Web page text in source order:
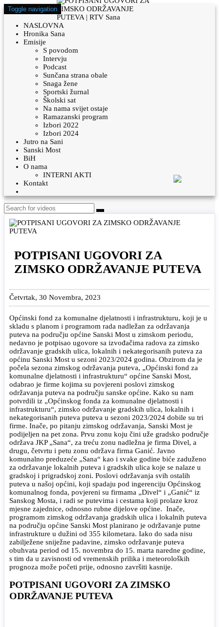
Toggle navigation
NASLOVNA
Hronika Sana
Emisije
S povodom
Intervju
Podcast
Sunčana strana obale
Snaga žene
Sportski žurnal
Školski sat
Na nama svijet ostaje
Ramazanski program
Izbori 2022
Izbori 2024
Jutro na Sani
Sanski Most
BiH
O nama
INTERNI AKTI
Kontakt
POTPISANI UGOVORI ZA
ZIMSKO ODRŽAVANJE PUTEVA
Četvrtak, 30 Novembra, 2023
Općinski fond za komunalne djelatnosti i infrastrukturu, koji je u
skladu s planom i programom rada nadležan za održavanja
puteva na području općine Sanski Most u zimskom periodu,
nedavno je potpisao ugovore sa izvođačima radova za zimsko
održavanje gradskih ulica, lokalnih i nekategorisanih puteva za
općinu Sanski Most u sezoni 2023/2024 godina. Obzirom da je
počela sezona zimskog održavanja puteva, „Općinski fond za
komunalne djelatnosti i infrastrukturu“ općine Sanski Most,
odabrao je firme kojima su povjereni poslovi zimskog
održavanja puteva na području sanske općine. Kako su nam
potvrdili iz „Općinskog fonda za komunalne djelatnosti i
infrastrukturu“, zimsko održavanje gradskih ulica, lokalnih i
nekategorisanih puteva puteva u sezoni 2023/2024 dobile su tri
firme. Inače, po pitanju zimskog održavanja, Sanski Most je
podijeljen na pet zona. Prvu zonu koju čini uže gradsko područje
održava JKP „Sana“, za treću zonu nadležna je firma Divel, a
drugu, četvrtu i petu zonu održava firma Ganić. Javno
komunalno preduzeće „Sana“ kao i svake godine biće zaduženo
za održavanje lokalnih puteva i gradskih ulica koje se nalaze u
gradskoj i prigradskoj zoni. Poslovi održavanja svih ostalih
puteva u našoj općini, koji spadaju pod ingerenciju Općinskog
komunalnog fonda, povjereni su firmama „Divel“ i „Ganić“ iz
Sanskog Mosta, i radi se putevima i cestama koji prolaze kroz
mjesne zajednice, odnosno rubne dijelove općine. Inače,
programom zimskog održavanja gradskih ulica i lokalnih puteva
na području općine Sanski Most planirano je održavanje putne
infrastrukture u dužini od 355 kilometara. Iako do sada nisu
zabilježene sniježne padavine, zimsko održavanje puteva
obuhvata period od 15. novembra do 15. marta naredne godine,
s tim da u zavisnosti od vremenskih prilika i meteoroloških
prognoza može početi prije, odnosno završiti kasnije.
POTPISANI UGOVORI ZA ZIMSKO
ODRŽAVANJE PUTEVA